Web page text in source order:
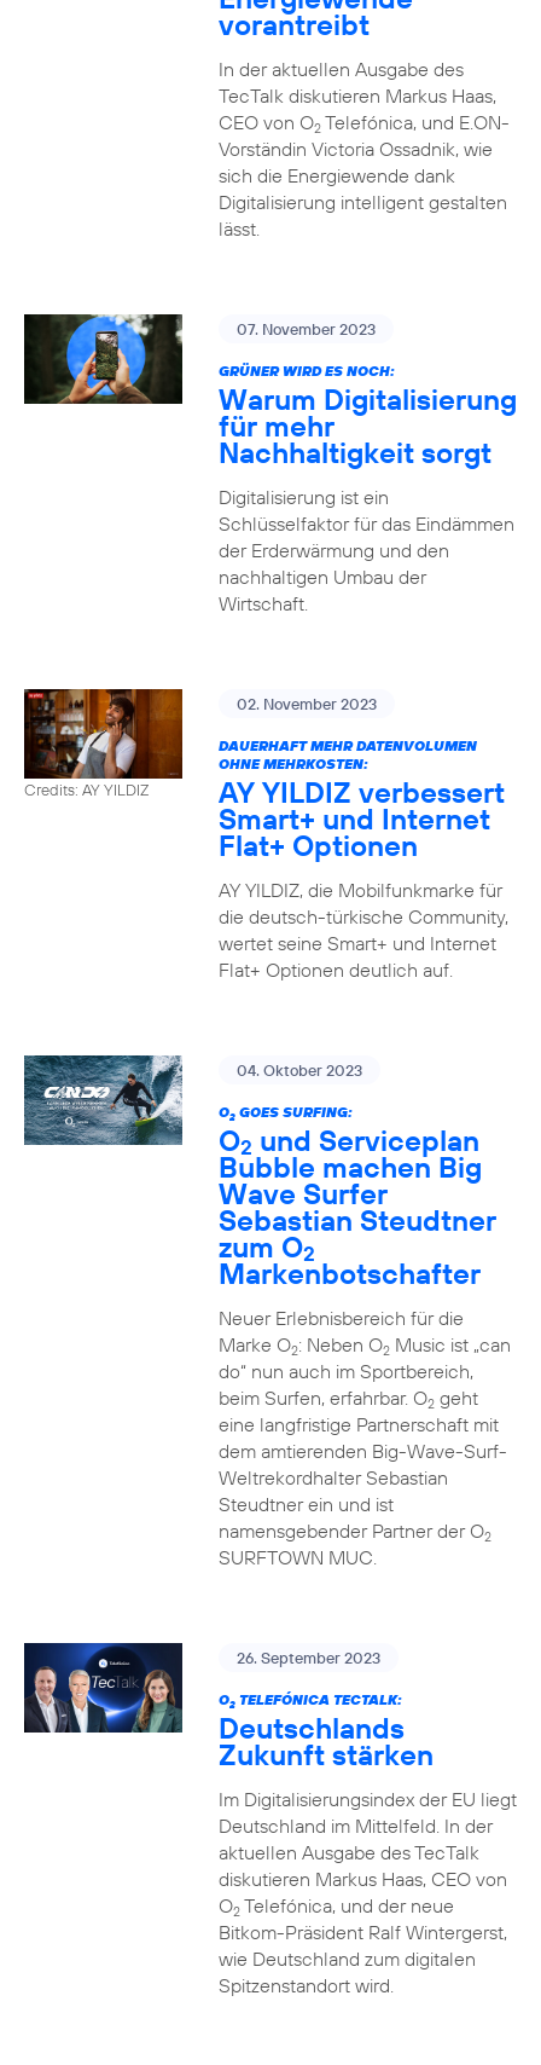
vorantreibt
In der aktuellen Ausgabe des
TecTalk diskutieren Markus Haas,
CEO von O2Telefónica, und E.ON-
Vorständin Victoria Ossadnik, wie
sich die Energiewende dank
Digitalisierung intelligent gestalten
lässt.
07. November 2023
GRÜNER WIRD ES NOCH:
Warum Digitalisierung
für mehr
Nachhaltigkeit sorgt
Digitalisierung ist ein
Schlüsselfaktor für das Eindämmen
der Erderwärmung und den
nachhaltigen Umbau der
Wirtschaft.
Credits: AY YILDIZ
02. November 2023
DAUERHAFT MEHR DATENVOLUMEN
OHNE MEHRKOSTEN:
AY YILDIZ verbessert
Smart+ und Internet
Flat+ Optionen
AY YILDIZ, die Mobilfunkmarke für
die deutsch-türkische Community,
wertet seine Smart+ und Internet
Flat+ Optionen deutlich auf.
04. Oktober 2023
O2GOES SURFING:
O2 und Serviceplan
Bubble machen Big
Wave Surfer
Sebastian Steudtner
zum O2
Markenbotschafter
Neuer Erlebnisbereich für die
Marke O2: Neben O2Music ist „can
do“ nun auch im Sportbereich,
beim Surfen, erfahrbar. O2geht
eine langfristige Partnerschaft mit
dem amtierenden Big-Wave-Surf-
Weltrekordhalter Sebastian
Steudtner ein und ist
namensgebender Partner der O2
SURFTOWN MUC.
26. September 2023
O2TELEFÓNICA TECTALK:
Deutschlands
Zukunft stärken
Im Digitalisierungsindex der EU liegt
Deutschland im Mittelfeld. In der
aktuellen Ausgabe des TecTalk
diskutieren Markus Haas, CEO von
O2Telefónica, und der neue
Bitkom-Präsident Ralf Wintergerst,
wie Deutschland zum digitalen
Spitzenstandort wird.